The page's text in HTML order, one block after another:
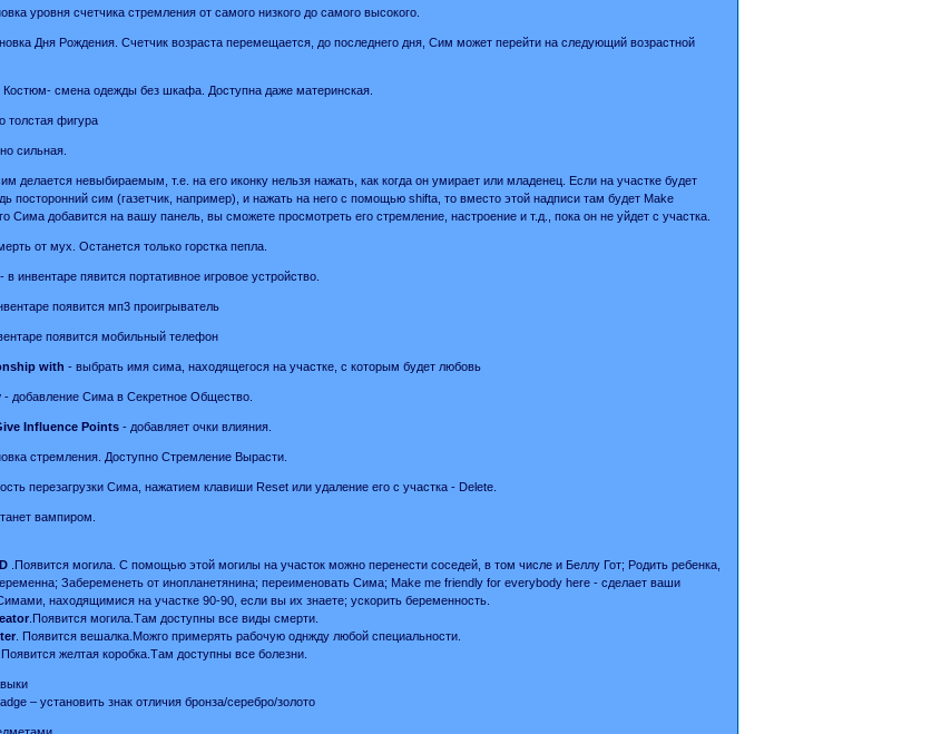
уровня счетчика стремления от самого низкого до самого высокого.
Дня Рождения. Счетчик возраста перемещается, до последнего дня, Сим может перейти на следующий возрастной
смена одежды без шкафа. Доступна даже материнская.
толстая фигура
сильная.
делается невыбираемым, т.е. на его иконку нельзя нажать, как когда он умирает или младенец. Если на участке будет
посторонний сим (газетчик, например), и нажать на него с помощью shifta, то вместо этой надписи там будет Make
Сима добавится на вашу панель, вы сможете просмотреть его стремление, настроение и т.д., пока он не уйдет с участка.
от мух. Останется только горстка пепла.
- в инвентаре пявится портативное игровое устройство.
появится мп3 проигрыватель
появится мобильный телефон
with - выбрать имя сима, находящегося на участке, с которым будет любовь
- добавление Сима в Секретное Общество.
Influence Points - добавляет очки влияния.
стремления. Доступно Стремление Вырасти.
перезагрузки Сима, нажатием клавиши Reset или удаление его с участка - Delete.
вампиром.
.Появится могила. С помощью этой могилы на участок можно перенести соседей, в том числе и Беллу Гот; Родить ребенка,
Забеременеть от инопланетянина; переименовать Сима; Make me friendly for everybody here - сделает ваши
находящимися на участке 90-90, если вы их знаете; ускорить беременность.
.Появится могила.Там доступны все виды смерти.
. Появится вешалка.Можго примерять рабочую однжду любой специальности.
.Появится желтая коробка.Там доступны все болезни.
– установить знак отличия бронза/серебро/золото